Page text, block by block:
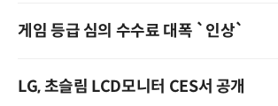
게임 등급 심의 수수료 대폭 `인상`
LG, 초슬림 LCD모니터 CES서 공개